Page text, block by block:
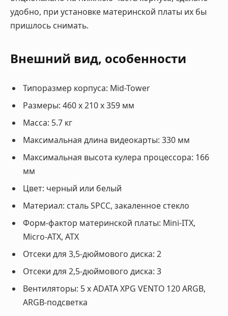
удобно, при установке материнской платы их бы
пришлось снимать.
Внешний вид, особенности
Типоразмер корпуса: Mid-Tower
Размеры: 460 x 210 x 359 мм
Масса: 5.7 кг
Максимальная длина видеокарты: 330 мм
Максимальная высота кулера процессора: 166
мм
Цвет: черный или белый
Материал: сталь SPCC, закаленное стекло
Форм-фактор материнской платы: Mini-ITX,
Micro-ATX, ATX
Отсеки для 3,5-дюймового диска: 2
Отсеки для 2,5-дюймового диска: 3
Вентиляторы: 5 x ADATA XPG VENTO 120 ARGB,
ARGB-подсветка